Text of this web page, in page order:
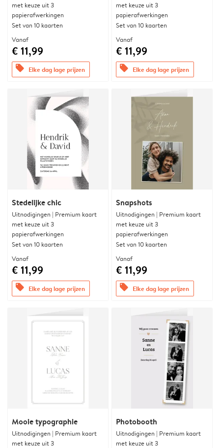
met keuze uit 3
papierafwerkingen
Set van 10 kaarten
Vanaf
€ 11,99
offers Elke dag lage prijzen
met keuze uit 3
papierafwerkingen
Set van 10 kaarten
Vanaf
€ 11,99
offers Elke dag lage prijzen
Stedelijke chic
Uitnodigingen | Premium kaart
met keuze uit 3
papierafwerkingen
Set van 10 kaarten
Vanaf
€ 11,99
offers Elke dag lage prijzen
Snapshots
Uitnodigingen | Premium kaart
met keuze uit 3
papierafwerkingen
Set van 10 kaarten
Vanaf
€ 11,99
offers Elke dag lage prijzen
Mooie typographie
Uitnodigingen | Premium kaart
met keuze uit 3
Photobooth
Uitnodigingen | Premium kaart
met keuze uit 3